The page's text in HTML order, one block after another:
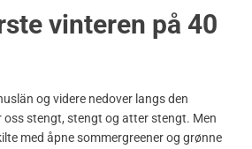
vinteren på 40
og videre nedover langs den
oss stengt, stengt og atter stengt. Men
med åpne sommergreener og grønne